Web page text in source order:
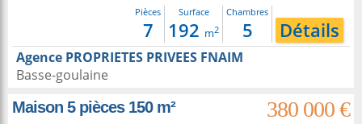
Pièces
7
Surface
192 m2
Chambres
5 Détails
Agence PROPRIETES PRIVEES FNAIM
Basse-goulaine
Maison 5 pièces 150 m²
380 000 €